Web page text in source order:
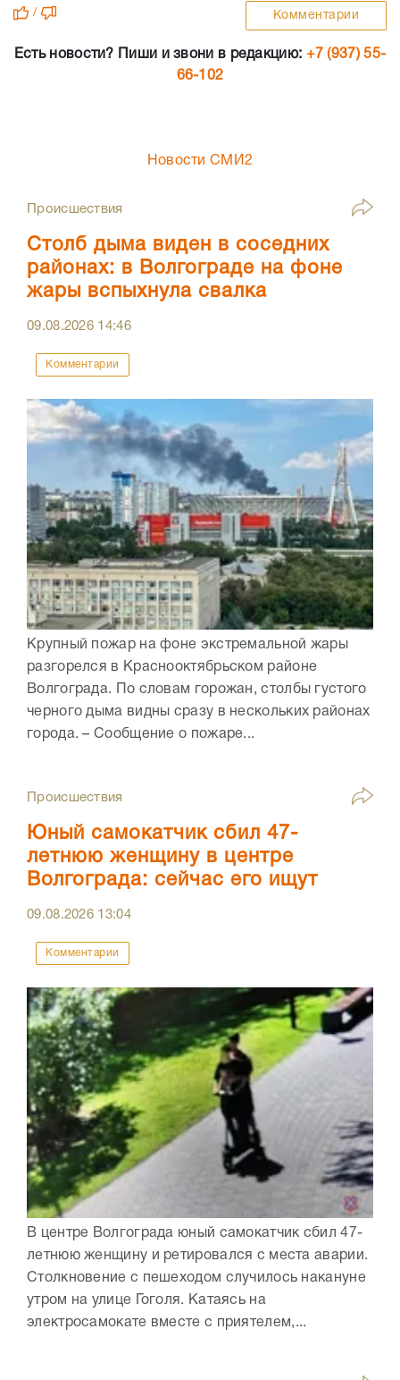
/ Комментарии
Есть новости? Пиши и звони в редакцию: +7 (937) 55-
66-102
Новости СМИ2
Происшествия
Столб дыма виден в соседних
районах: в Волгограде на фоне
жары вспыхнула свалка
09.08.2026 14:46
Комментарии
Крупный пожар на фоне экстремальной жары
разгорелся в Краснооктябрьском районе
Волгограда. По словам горожан, столбы густого
черного дыма видны сразу в нескольких районах
города. – Сообщение о пожаре...
Происшествия
Юный самокатчик сбил 47-
летнюю женщину в центре
Волгограда: сейчас его ищут
09.08.2026 13:04
Комментарии
В центре Волгограда юный самокатчик сбил 47-
летнюю женщину и ретировался с места аварии.
Столкновение с пешеходом случилось накануне
утром на улице Гоголя. Катаясь на
электросамокате вместе с приятелем,...